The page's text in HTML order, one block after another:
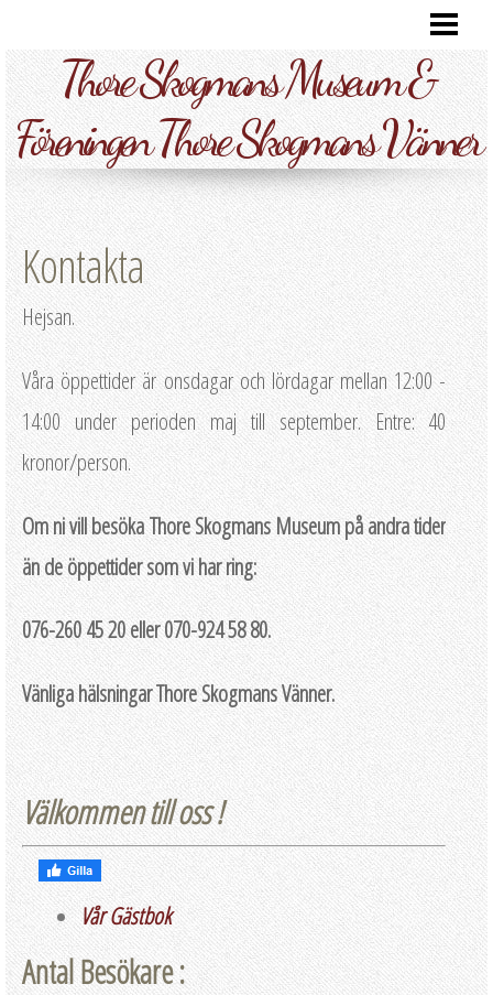
HÄR FINNS VI
FOTOGALLERI
KONTAKTA
VÅRA BESÖKARE
THORE SKOGMANS VÄNNER
OM OSS
BUTIKEN
Thore Skogmans Museum &
Föreningen Thore Skogmans Vänner
Kontakta
Hejsan.
Våra öppettider är onsdagar och lördagar mellan 12:00 -
14:00 under perioden maj till september. Entre: 40
kronor/person.
Om ni vill besöka Thore Skogmans Museum på andra tider
än de öppettider som vi har ring:
076-260 45 20 eller 070-924 58 80.
Vänliga hälsningar Thore Skogmans Vänner.
Välkommen till oss !
Vår Gästbok
Antal Besökare :